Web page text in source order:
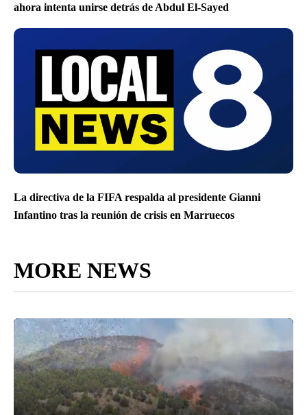
ahora intenta unirse detrás de Abdul El-Sayed
La directiva de la FIFA respalda al presidente Gianni
Infantino tras la reunión de crisis en Marruecos
MORE NEWS